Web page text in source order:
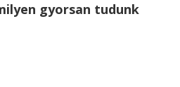
gyorsan tudunk